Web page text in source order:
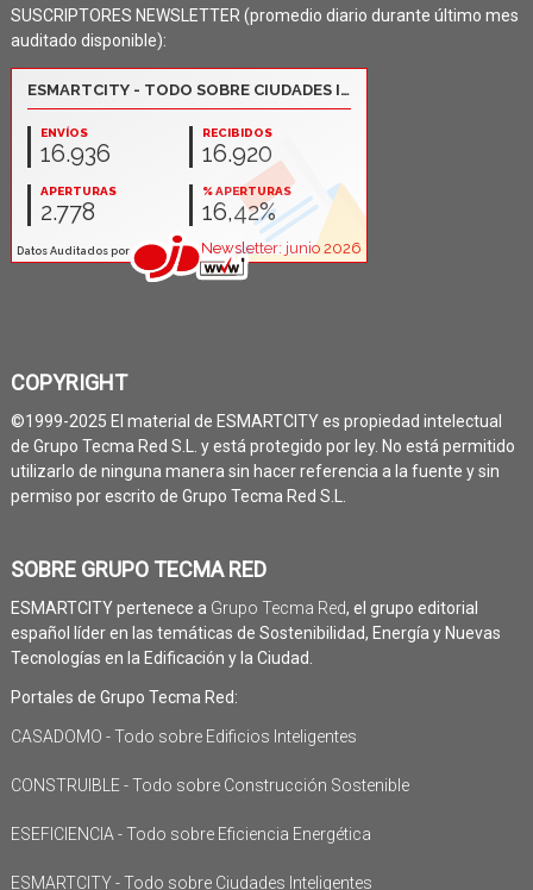
SUSCRIPTORES NEWSLETTER (promedio diario durante último mes
auditado disponible):
COPYRIGHT
©1999-2025 El material de ESMARTCITY es propiedad intelectual
de Grupo Tecma Red S.L. y está protegido por ley. No está permitido
utilizarlo de ninguna manera sin hacer referencia a la fuente y sin
permiso por escrito de Grupo Tecma Red S.L.
SOBRE GRUPO TECMA RED
ESMARTCITY pertenece a Grupo Tecma Red, el grupo editorial
español líder en las temáticas de Sostenibilidad, Energía y Nuevas
Tecnologías en la Edificación y la Ciudad.
Portales de Grupo Tecma Red:
CASADOMO - Todo sobre Edificios Inteligentes
CONSTRUIBLE - Todo sobre Construcción Sostenible
ESEFICIENCIA - Todo sobre Eficiencia Energética
ESMARTCITY - Todo sobre Ciudades Inteligentes